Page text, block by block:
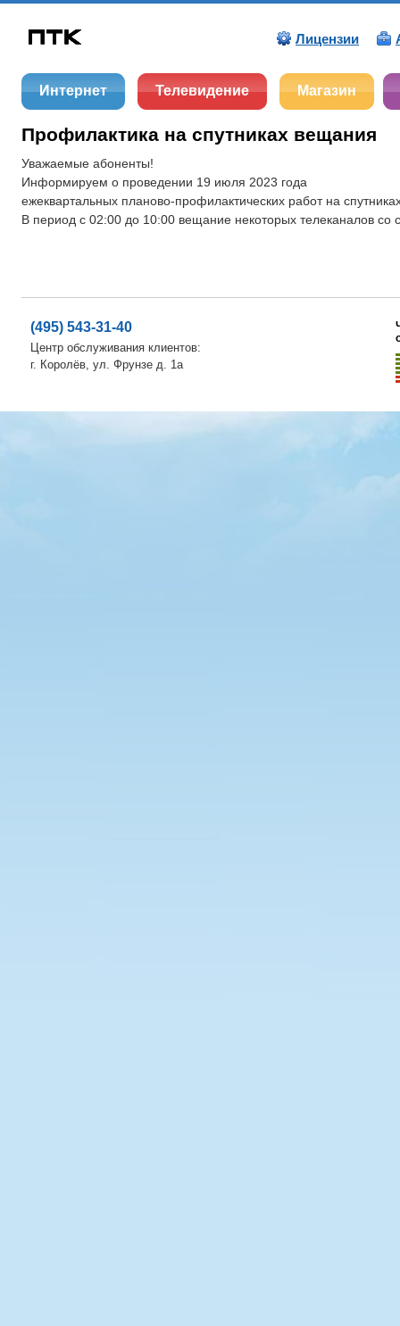
Лицензии
Интернет Телевидение Магазин
Профилактика на спутниках вещания
Уважаемые абоненты!
Информируем о проведении 19 июля 2023 года
ежеквартальных планово-профилактических работ на
В период с 02:00 до 10:00 вещание некоторых телеканалов со
(495) 543-31-40
Центр обслуживания клиентов:
г. Королёв, ул. Фрунзе д. 1а